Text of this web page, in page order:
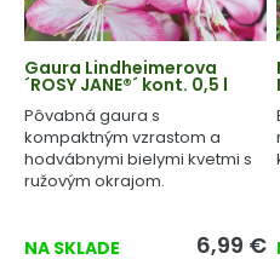
Gaura Lindheimerova
´ROSY JANE®´ kont. 0,5 l
Pôvabná gaura s
kompaktným vzrastom a
hodvábnymi bielymi kvetmi s
ružovým okrajom.
NA SKLADE 6,99 €